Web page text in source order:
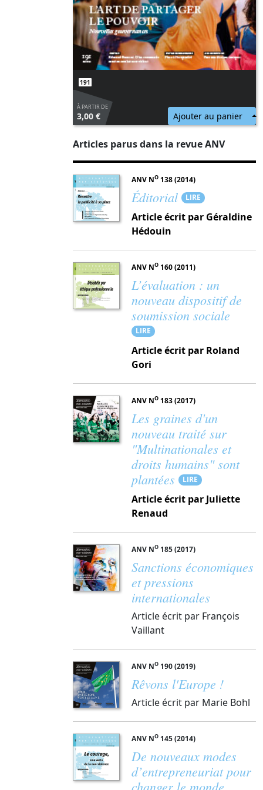
191
L’art de partager le pouvoir
Ajouter au panier
À PARTIR DE
3,00 €
Articles parus dans la revue ANV
ANV NO 138 (2014)
Éditorial LIRE
Article écrit par Géraldine
Hédouin
ANV NO 160 (2011)
L’évaluation : un
nouveau dispositif de
soumission sociale
LIRE
Article écrit par Roland
Gori
ANV NO 183 (2017)
Les graines d'un
nouveau traité sur
"Multinationales et
droits humains" sont
plantées
LIRE
Article écrit par Juliette
Renaud
ANV NO 185 (2017)
Sanctions économiques
et pressions
internationales
Article écrit par François
Vaillant
ANV NO 190 (2019)
Rêvons l'Europe !
Article écrit par Marie Bohl
ANV NO 145 (2014)
De nouveaux modes
d’entrepreneuriat pour
changer le monde,